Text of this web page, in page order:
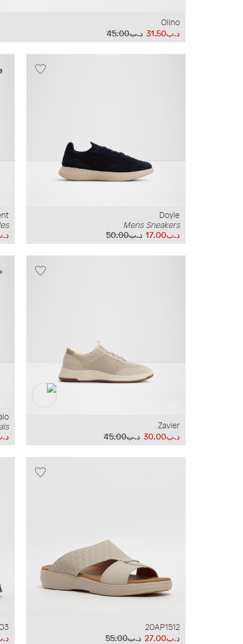
Olino
د.ب45.00
د.ب31.50
Doyle
Mens Sneakers
د.ب50.00
د.ب17.00
Zavier
د.ب45.00
د.ب30.00
20AP1512
د.ب55.00
د.ب27.00